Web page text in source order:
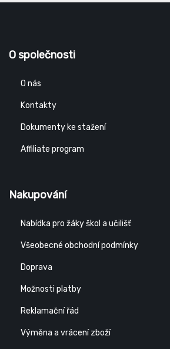
O společnosti
O nás
Kontakty
Dokumenty ke stažení
Affiliate program
Nakupování
Nabídka pro žáky škol a učilišť
Všeobecné obchodní podmínky
Doprava
Možnosti platby
Reklamační řád
Výměna a vrácení zboží